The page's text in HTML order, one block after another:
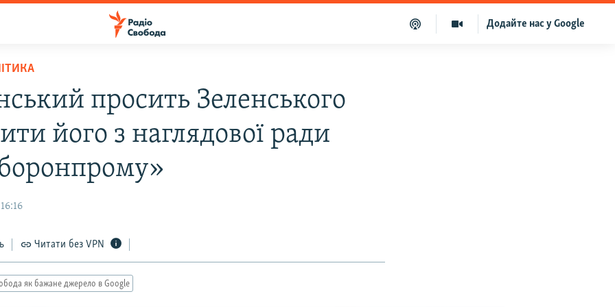
Додайте нас у Google
просить Зеленського
його з наглядової ради
Читати без VPN
як бажане джерело в Google